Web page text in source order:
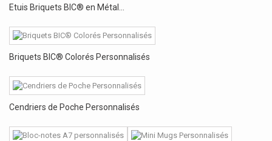
Etuis Briquets BIC® en Métal...
Briquets BIC® Colorés Personnalisés
Cendriers de Poche Personnalisés